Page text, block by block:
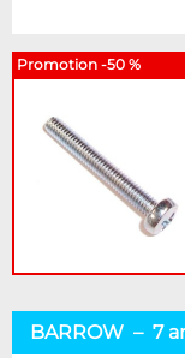
Promotion -50 %
BARROW – 7